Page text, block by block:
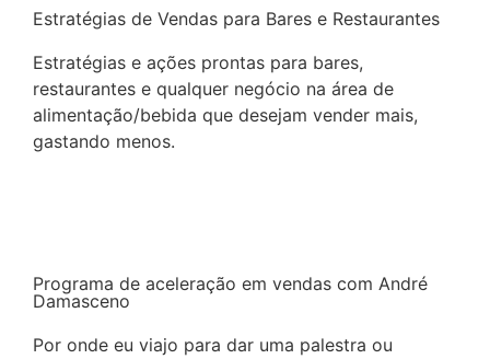
Estratégias de Vendas para Bares e Restaurantes
Estratégias e ações prontas para bares,
restaurantes e qualquer negócio na área de
alimentação/bebida que desejam vender mais,
gastando menos.
Programa de aceleração em vendas com André
Damasceno
Por onde eu viajo para dar uma palestra ou